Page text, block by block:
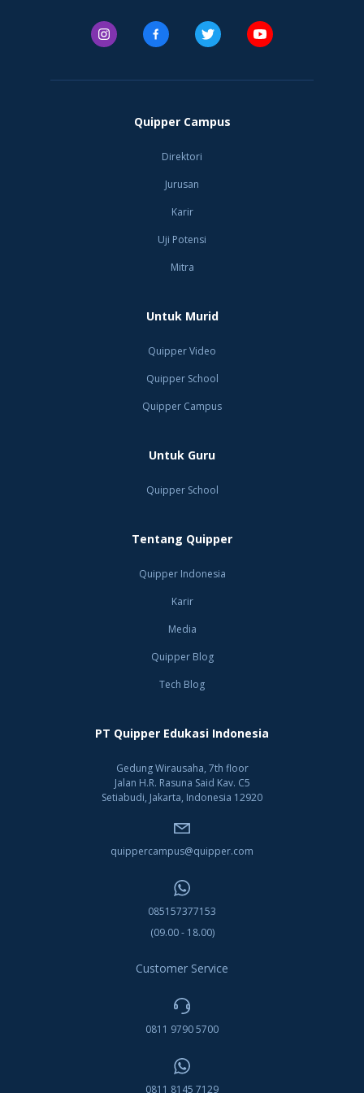
Quipper Campus
Direktori
Jurusan
Karir
Uji Potensi
Mitra
Untuk Murid
Quipper Video
Quipper School
Quipper Campus
Untuk Guru
Quipper School
Tentang Quipper
Quipper Indonesia
Karir
Media
Quipper Blog
Tech Blog
PT Quipper Edukasi Indonesia
Gedung Wirausaha, 7th floor
Jalan H.R. Rasuna Said Kav. C5
Setiabudi, Jakarta, Indonesia 12920
quippercampus@quipper.com
085157377153
(09.00 - 18.00)
Customer Service
0811 9790 5700
0811 8145 7129